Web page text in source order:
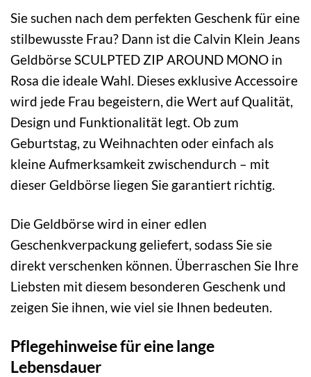
Sie suchen nach dem perfekten Geschenk für eine
stilbewusste Frau? Dann ist die Calvin Klein Jeans
Geldbörse SCULPTED ZIP AROUND MONO in
Rosa die ideale Wahl. Dieses exklusive Accessoire
wird jede Frau begeistern, die Wert auf Qualität,
Design und Funktionalität legt. Ob zum
Geburtstag, zu Weihnachten oder einfach als
kleine Aufmerksamkeit zwischendurch – mit
dieser Geldbörse liegen Sie garantiert richtig.
Die Geldbörse wird in einer edlen
Geschenkverpackung geliefert, sodass Sie sie
direkt verschenken können. Überraschen Sie Ihre
Liebsten mit diesem besonderen Geschenk und
zeigen Sie ihnen, wie viel sie Ihnen bedeuten.
Pflegehinweise für eine lange
Lebensdauer